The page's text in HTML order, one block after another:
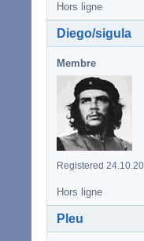
Hors ligne
Diego/sigula
Membre
Registered
Hors ligne
Pleu